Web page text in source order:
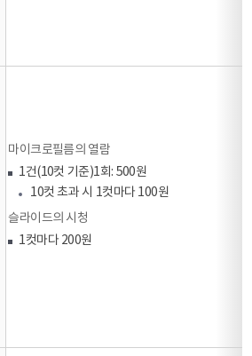
마이크로필름의 열람
1건(10컷 기준)1회: 500원
10컷 초과 시 1컷마다 100원
슬라이드의 시청
1컷마다 200원